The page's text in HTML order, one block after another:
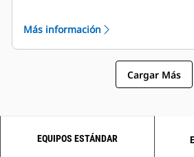
Más información
Cargar Más
EQUIPOS ESTÁNDAR